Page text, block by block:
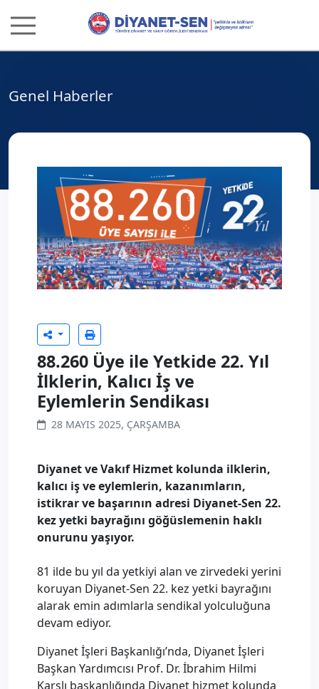
Genel Haberler
88.260 Üye ile Yetkide 22. Yıl
İlklerin, Kalıcı İş ve
Eylemlerin Sendikası
28 MAYIS 2025, ÇARŞAMBA
Diyanet ve Vakıf Hizmet kolunda ilklerin,
kalıcı iş ve eylemlerin, kazanımların,
istikrar ve başarının adresi Diyanet-Sen 22.
kez yetki bayrağını göğüslemenin haklı
onurunu yaşıyor.
81 ilde bu yıl da yetkiyi alan ve zirvedeki yerini
koruyan Diyanet-Sen 22. kez yetki bayrağını
alarak emin adımlarla sendikal yolculuğuna
devam ediyor.
Diyanet İşleri Başkanlığı’nda, Diyanet İşleri
Başkan Yardımcısı Prof. Dr. İbrahim Hilmi
Karslı başkanlığında Diyanet hizmet kolunda